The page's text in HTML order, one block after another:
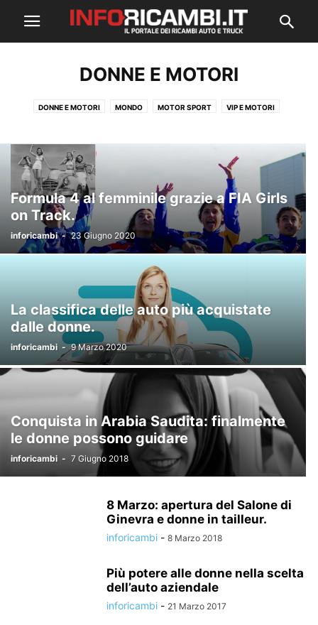
DONNE E MOTORI
DONNE E MOTORI MONDO MOTOR SPORT VIP E MOTORI
Formula 4 al femminile grazie a FIA Girls
on Track.
inforicambi - 23 Giugno 2020
La classifica delle auto più acquistate
dalle donne.
inforicambi - 9 Marzo 2020
Conquista in Arabia Saudita: finalmente
le donne possono guidare
inforicambi - 7 Giugno 2018
8 Marzo: apertura del Salone di
Ginevra e donne in tailleur.
inforicambi - 8 Marzo 2018
Più potere alle donne nella scelta
dell’auto aziendale
inforicambi - 21 Marzo 2017